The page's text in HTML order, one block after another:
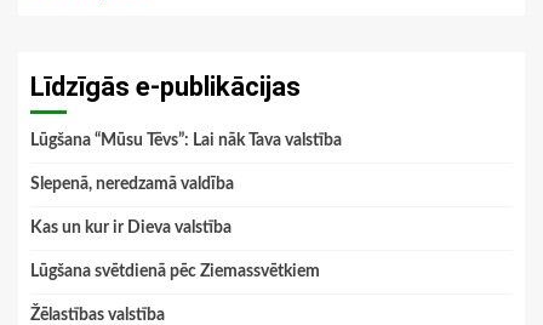
Līdzīgās e-publikācijas
Lūgšana “Mūsu Tēvs”: Lai nāk Tava valstība
Slepenā, neredzamā valdība
Kas un kur ir Dieva valstība
Lūgšana svētdienā pēc Ziemassvētkiem
Žēlastības valstība